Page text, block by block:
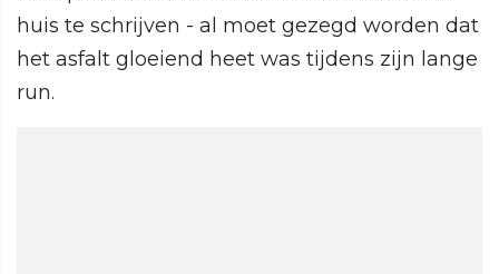
huis te schrijven - al moet gezegd worden dat
het asfalt gloeiend heet was tijdens zijn lange
run.